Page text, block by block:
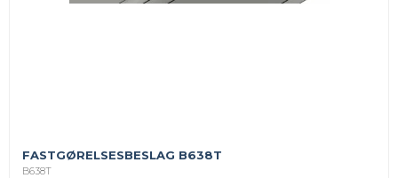
FASTGØRELSESBESLAG B638T
B638T